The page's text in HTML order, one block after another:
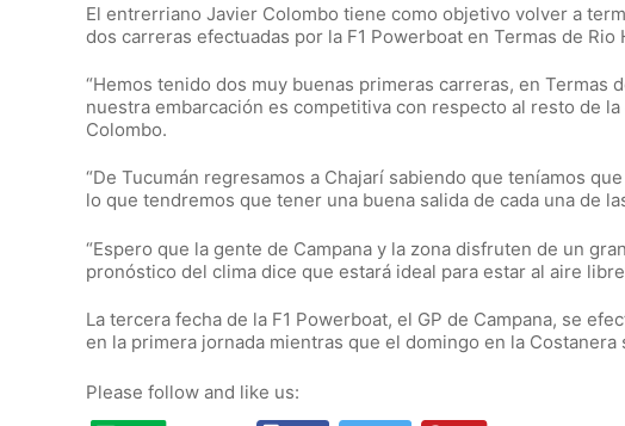
El entrerriano Javier Colombo tiene como objetivo volver a
dos carreras efectuadas por la F1 Powerboat en Termas de Rio
“Hemos tenido dos muy buenas primeras carreras, en
nuestra embarcación es competitiva con respecto al resto de
Colombo.
“De Tucumán regresamos a Chajarí sabiendo que teníamos
lo que tendremos que tener una buena salida de cada una de
“Espero que la gente de Campana y la zona disfruten de un
pronóstico del clima dice que estará ideal para estar al aire
La tercera fecha de la F1 Powerboat, el GP de Campana, se
en la primera jornada mientras que el domingo en la
Please follow and like us: